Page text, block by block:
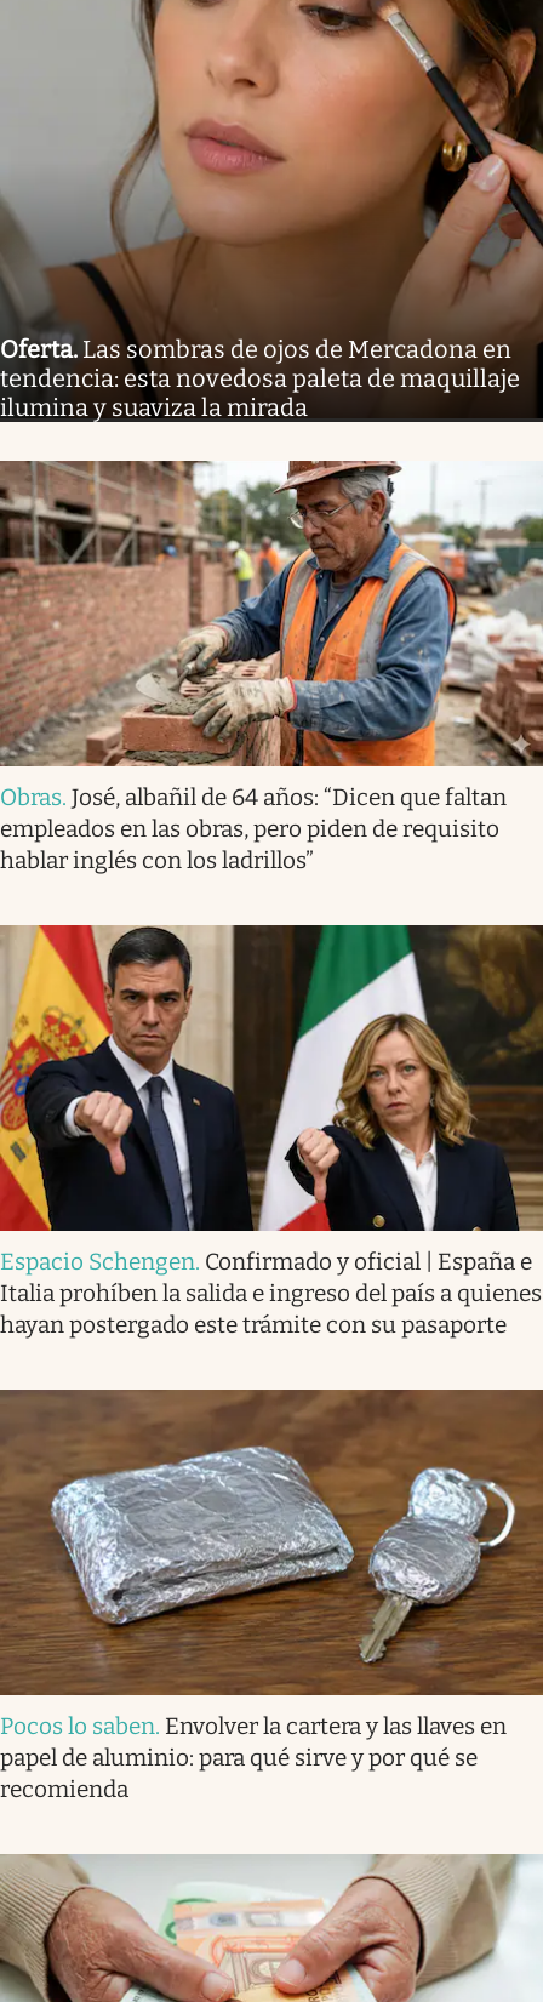
Oferta. Las sombras de ojos de Mercadona en
tendencia: esta novedosa paleta de maquillaje
ilumina y suaviza la mirada
Obras. José, albañil de 64 años: “Dicen que faltan
empleados en las obras, pero piden de requisito
hablar inglés con los ladrillos”
Espacio Schengen. Confirmado y oficial | España e
Italia prohíben la salida e ingreso del país a quienes
hayan postergado este trámite con su pasaporte
Pocos lo saben. Envolver la cartera y las llaves en
papel de aluminio: para qué sirve y por qué se
recomienda